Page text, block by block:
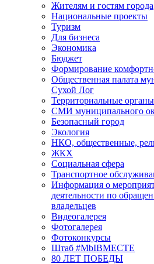
Жителям и гостям города
Национальные проекты
Туризм
Для бизнеса
Экономика
Бюджет
Формирование
Общественная палата
Сухой Лог
Территориальные
СМИ муниципального
Безопасный город
Экология
НКО, общественные,
ЖКХ
Социальная сфера
Транспортное
Информация о
деятельности по
владельцев
Видеогалерея
Фотогалерея
Фотоконкурсы
Штаб #MbIBMECTE
80 ЛЕТ ПОБЕДЫ